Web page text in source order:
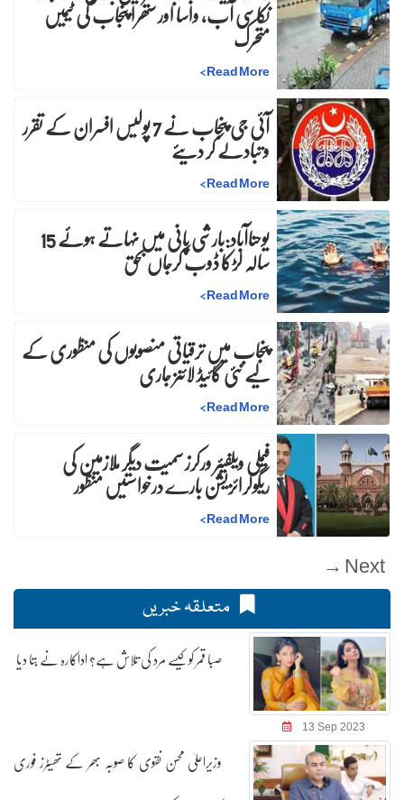
نکاسی آب، واسا اور ستھرا پنجاب کی ٹیمیں
متحرک
Read More
>
آئی جی پنجاب نے 7 پولیس افسران کے تقرر و تبادلے کر دیئے
Read More
>
یوحناآباد:بارشی پانی میں نہاتے ہوئے 15 سالہ لڑکا ڈوب کرجاں بحق
Read More
>
پنجاب میں ترقیاتی منصوبوں کی منظوری کے
لیے نئی گائیڈ لائنز جاری
Read More
>
فیملی ویلفیئر ورکرز سمیت دیگر ملازمین کی
ریگولرائزیشن بارے درخواستیں منظور
Read More
>
Next →
متعلقہ خبریں
13 Sep 2023
صبا قمر کو کیسے مرد کی تلاش ہے؟ اداکارہ نے بتا دیا
وزیراعلیٰ محسن نقوی کا صوبہ بھر کے تھیٹرز فوری